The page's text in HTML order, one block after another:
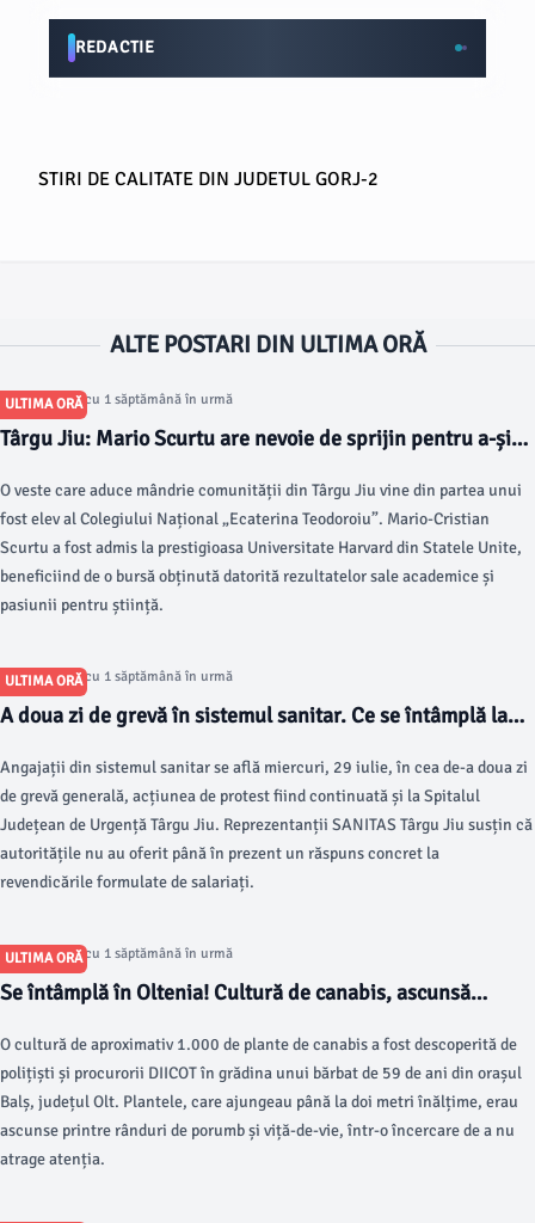
REDACTIE
STIRI DE CALITATE DIN JUDETUL GORJ-2
ALTE POSTARI DIN ULTIMA ORĂ
ULTIMA ORĂ
Articol postat cu 1 săptămână în urmă
Târgu Jiu: Mario Scurtu are nevoie de sprijin pentru a-și
O veste care aduce mândrie comunității din Târgu Jiu vine din partea unui
fost elev al Colegiului Național „Ecaterina Teodoroiu”. Mario-Cristian
Scurtu a fost admis la prestigioasa Universitate Harvard din Statele Unite,
beneficiind de o bursă obținută datorită rezultatelor sale academice și
pasiunii pentru știință.
ULTIMA ORĂ
Articol postat cu 1 săptămână în urmă
A doua zi de grevă în sistemul sanitar. Ce se întâmplă la
Angajații din sistemul sanitar se află miercuri, 29 iulie, în cea de-a doua zi
de grevă generală, acțiunea de protest fiind continuată și la Spitalul
Județean de Urgență Târgu Jiu. Reprezentanții SANITAS Târgu Jiu susțin că
autoritățile nu au oferit până în prezent un răspuns concret la
revendicările formulate de salariați.
ULTIMA ORĂ
Articol postat cu 1 săptămână în urmă
Se întâmplă în Oltenia! Cultură de canabis, ascunsă
O cultură de aproximativ 1.000 de plante de canabis a fost descoperită de
polițiști și procurorii DIICOT în grădina unui bărbat de 59 de ani din orașul
Balș, județul Olt. Plantele, care ajungeau până la doi metri înălțime, erau
ascunse printre rânduri de porumb și viță-de-vie, într-o încercare de a nu
atrage atenția.